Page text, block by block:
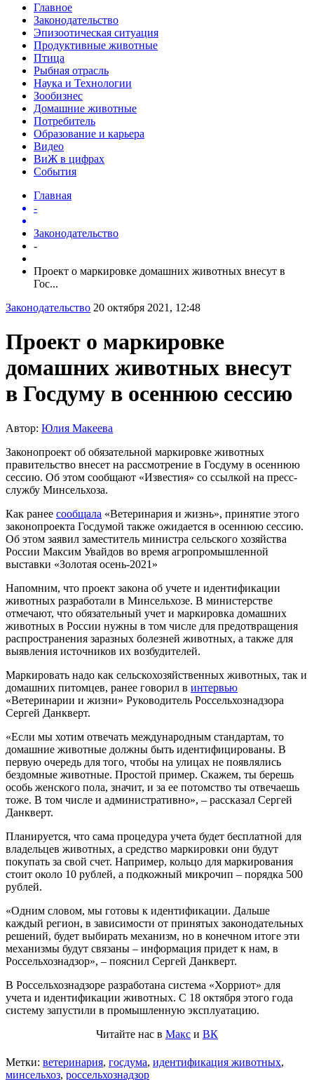
Главное
Законодательство
Эпизоотическая ситуация
Продуктивные животные
Птица
Рыбная отрасль
Наука и Технологии
Зообизнес
Домашние животные
Потребитель
Образование и карьера
Видео
ВиЖ в цифрах
События
Главная
-
Законодательство
-
Проект о маркировке домашних животных внесут в
Гос...
Законодательство 20 октября 2021, 12:48
Проект о маркировке
домашних животных внесут
в Госдуму в осеннюю сессию
Автор: Юлия Макеева
Законопроект об обязательной маркировке животных
правительство внесет на рассмотрение в Госдуму в осеннюю
сессию. Об этом сообщают «Известия» со ссылкой на пресс-
службу Минсельхоза.
Как ранее сообщала «Ветеринария и жизнь», принятие этого
законопроекта Госдумой также ожидается в осеннюю сессию.
Об этом заявил заместитель министра сельского хозяйства
России Максим Увайдов во время агропромышленной
выставки «Золотая осень-2021»
Напомним, что проект закона об учете и идентификации
животных разработали в Минсельхозе. В министерстве
отмечают, что обязательный учет и маркировка домашних
животных в России нужны в том числе для предотвращения
распространения заразных болезней животных, а также для
выявления источников их возбудителей.
Маркировать надо как сельскохозяйственных животных, так и
домашних питомцев, ранее говорил в интервью
«Ветеринарии и жизни» Руководитель Россельхознадзора
Сергей Данкверт.
«Если мы хотим отвечать международным стандартам, то
домашние животные должны быть идентифицированы. В
первую очередь для того, чтобы на улицах не появлялись
бездомные животные. Простой пример. Скажем, ты берешь
особь женского пола, значит, и за ее потомство ты отвечаешь
тоже. В том числе и административно», – рассказал Сергей
Данкверт.
Планируется, что сама процедура учета будет бесплатной для
владельцев животных, а средство маркировки они будут
покупать за свой счет. Например, кольцо для маркирования
стоит около 10 рублей, а подкожный микрочип – порядка 500
рублей.
«Одним словом, мы готовы к идентификации. Дальше
каждый регион, в зависимости от принятых законодательных
решений, будет выбирать механизм, но в конечном итоге эти
механизмы будут связаны – информация придет к нам, в
Россельхознадзор», – пояснил Сергей Данкверт.
В Россельхознадзоре разработана система «Хорриот» для
учета и идентификации животных. С 18 октября этого года
систему запустили в промышленную эксплуатацию.
Читайте нас в Макс и ВК
Метки: ветеринария, госдума, идентификация животных,
минсельхоз, россельхознадзор